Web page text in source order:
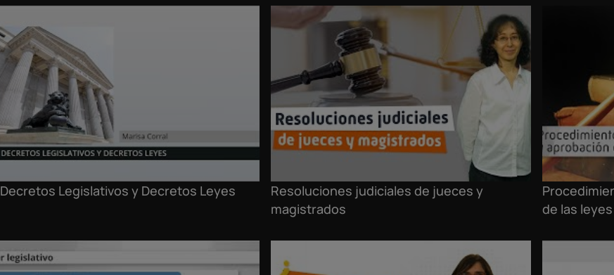
Decretos Legislativos y Decretos Leyes
Resoluciones judiciales de jueces y
magistrados
de las leyes